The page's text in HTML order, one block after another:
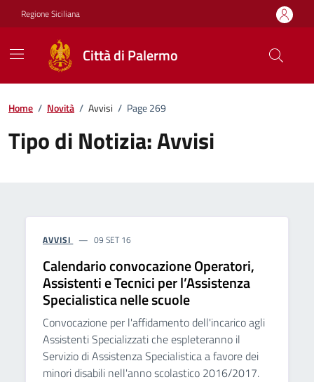
Vai ai contenuti
Vai al footer
Regione Siciliana
Città di Palermo
Home / Novità / Avvisi / Page 269
Tipo di Notizia:Avvisi
AVVISI 09 SET 16
Calendario convocazione Operatori,
Assistenti e Tecnici per l’Assistenza
Specialistica nelle scuole
Convocazione per l'affidamento dell'incarico agli
Assistenti Specializzati che espleteranno il
Servizio di Assistenza Specialistica a favore dei
minori disabili nell'anno scolastico 2016/2017.